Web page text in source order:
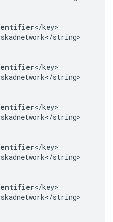
</key>
string>
</key>
string>
</key>
string>
</key>
string>
</key>
string>